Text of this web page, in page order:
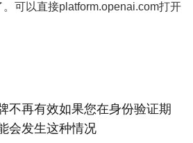
可以直接platform.openai.com打开
不再有效如果您在身份验证期
会发生这种情况